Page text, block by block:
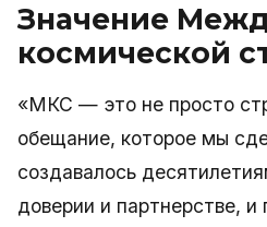
Значение
космической
«МКС — это не просто
обещание, которое мы
создавалось
доверии и партнерстве, и